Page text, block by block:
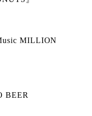
MILLION
BEER